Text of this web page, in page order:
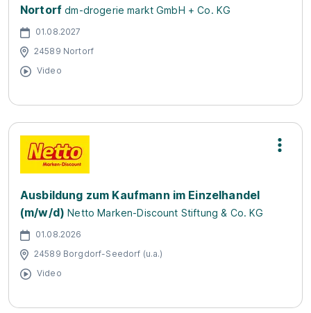
Nortorf dm-drogerie markt GmbH + Co. KG
01.08.2027
24589 Nortorf
Video
Ausbildung zum Kaufmann im Einzelhandel
(m/w/d) Netto Marken-Discount Stiftung & Co. KG
01.08.2026
24589 Borgdorf-Seedorf (u.a.)
Video